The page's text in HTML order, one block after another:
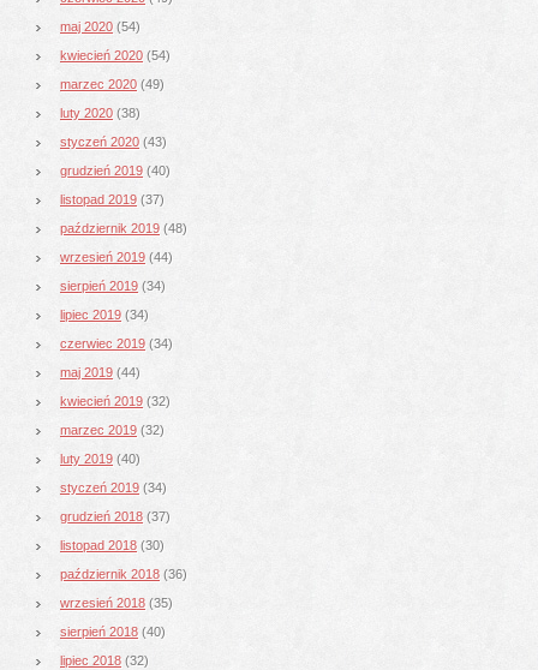
maj 2020 (54)
kwiecień 2020 (54)
marzec 2020 (49)
luty 2020 (38)
styczeń 2020 (43)
grudzień 2019 (40)
listopad 2019 (37)
październik 2019 (48)
wrzesień 2019 (44)
sierpień 2019 (34)
lipiec 2019 (34)
czerwiec 2019 (34)
maj 2019 (44)
kwiecień 2019 (32)
marzec 2019 (32)
luty 2019 (40)
styczeń 2019 (34)
grudzień 2018 (37)
listopad 2018 (30)
październik 2018 (36)
wrzesień 2018 (35)
sierpień 2018 (40)
lipiec 2018 (32)